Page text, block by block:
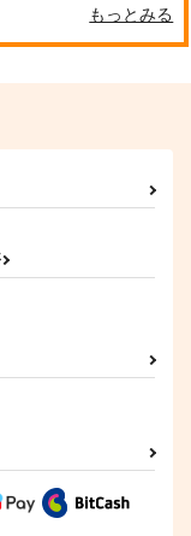
もっとみる